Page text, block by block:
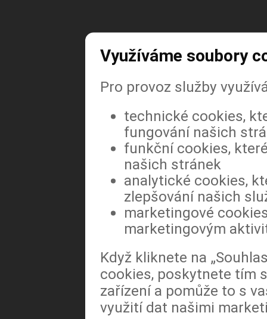
Zajímají vás
Přihlašte se k odběru zpravodaje
Souhlasím s podmínkami
Využíváme soubory
Pro provoz služby
technické cookies,
fungování našich
funkční cookies,
našich stránek
analytické cookies,
zlepšování našich
marketingové
marketingovým
Když kliknete na
cookies, poskytnete tím
zařízení a pomůže to s
využití dat našimi